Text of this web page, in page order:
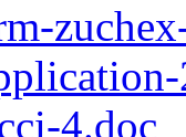
4.doc